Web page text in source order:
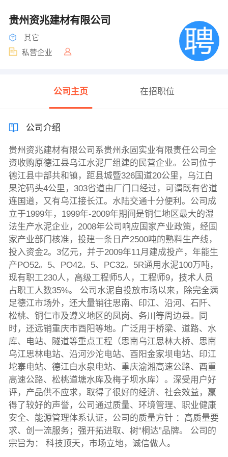
贵州资兆建材有限公司
其它
私营企业
公司主页 在招职位
公司介绍
贵州资兆建材有限公司系贵州永固实业有限责任公司全
资收购原德江县乌江水泥厂组建的民营企业。公司位于
德江县中部共和镇，距县城暨326国道20公里，乌江白
果沱码头4公里，303省道由厂门口经过，可谓既有省道
连国道，又有乌江接长江。水陆交通十分便利。公司成
立于1999年，1999年-2009年期间是铜仁地区最大的湿
法生产水泥企业，2008年公司响应国家产业政策，经国
家产业部门核准，投建一条日产2500吨的熟料生产线，
投入资金2。3亿元，并于2009年11月建成投产，年能生
产PO52。5、PO42。5、PC32。5R通用水泥100万吨，
现有职工230人，高级工程师5人，工程师9，技术人员
占职工人数35%。 公司水泥自投放市场以来，除完全满
足德江市场外，还大量销往思南、印江、沿河、石阡、
松桃、铜仁市及遵义地区的凤岗、务川等周边县。同
时，还远销重庆市酉阳等地。广泛用于桥梁、道路、水
库、电站、隧道等重点工程（思南乌江思林大桥、思南
乌江思林电站、沿河沙沱电站、酉阳金家坝电站、印江
坨寨电站、德江白水泉电站、重庆渝湘高速公路、酉重
高速公路、松桃道塘水库及梅子坝水库）。深受用户好
评，产品供不应求，取得了很好的经济、社会效益，赢
得了较好的声誉，公司通过质量、环境管理、职业健康
安全、能源管理体系认证，公司的质量方针 ：高质量要
求、创一流服务；强开拓进取、树“桐达”品牌。 公司的
宗旨为： 科技顶天，市场立地，诚信做人。